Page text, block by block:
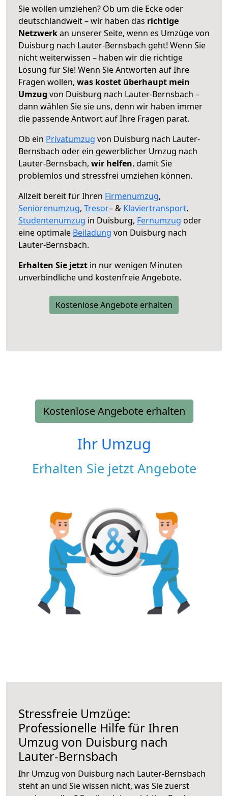
Sie wollen umziehen? Ob um die Ecke oder
deutschlandweit – wir haben das richtige
Netzwerkan unserer Seite, wenn es Umzüge von
Duisburg nach Lauter-Bernsbach geht! Wenn Sie
nicht weiterwissen – haben wir die richtige
Lösung für Sie! Wenn Sie Antworten auf Ihre
Fragen wollen, was kostet überhaupt mein
Umzug von Duisburg nach Lauter-Bernsbach –
dann wählen Sie sie uns, denn wir haben immer
die passende Antwort auf Ihre Fragen parat.
Ob ein Privatumzug von Duisburg nach Lauter-
Bernsbach oder ein gewerblicher Umzug nach
Lauter-Bernsbach, wir helfen, damit Sie
problemlos und stressfrei umziehen können.
Allzeit bereit für Ihren Firmenumzug,
Seniorenumzug, Tresor– & Klaviertransport,
Studentenumzug in Duisburg, Fernumzug oder
eine optimale Beiladung von Duisburg nach
Lauter-Bernsbach.
Erhalten Sie jetzt in nur wenigen Minuten
unverbindliche und kostenfreie Angebote.
Kostenlose Angebote erhalten
Kostenlose Angebote erhalten
Ihr Umzug
Erhalten Sie jetzt Angebote
Stressfreie Umzüge:
Professionelle Hilfe für Ihren
Umzug von Duisburg nach
Lauter-Bernsbach
Ihr Umzug von Duisburg nach Lauter-Bernsbach
steht an und Sie wissen nicht, was Sie zuerst